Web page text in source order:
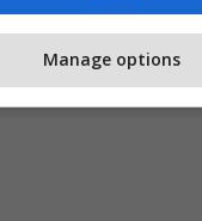
Manage options